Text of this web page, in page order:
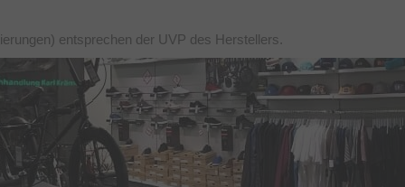
entsprechen der UVP des Herstellers.